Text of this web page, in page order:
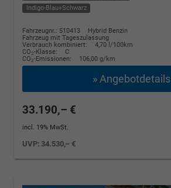
Indigo-Blau+Schwarz
Fahrzeugnr.: 510413
Hybrid Benzin
Fahrzeug mit Tageszulassung
Verbrauch kombiniert:
4,70 l/100km
CO2-Klasse:
C
CO2-Emissionen: 106,00 g/km
» Angebotdetails
33.190,– €
incl. 19% MwSt.
UVP: 34.530,– €